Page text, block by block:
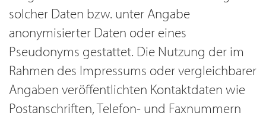
solcher Daten bzw. unter Angabe
anonymisierter Daten oder eines
Pseudonyms gestattet. Die Nutzung der im
Rahmen des Impressums oder vergleichbarer
Angaben veröffentlichten Kontaktdaten wie
Postanschriften, Telefon- und Faxnummern